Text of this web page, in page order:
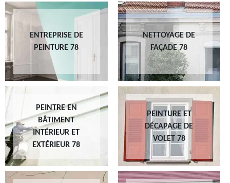
ENTREPRISE DE
PEINTURE 78
NETTOYAGE DE
FAÇADE 78
PEINTRE EN
BÂTIMENT
INTÉRIEUR ET
EXTÉRIEUR 78
PEINTURE ET
DÉCAPAGE DE
VOLET 78